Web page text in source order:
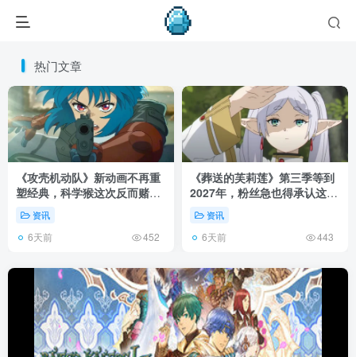
热门文章
《攻壳机动队》新动画不再重
塑经典，科学猴这次反而赌对
了！资讯
6天前 452
《葬送的芙莉莲》第三季等到
2027年，粉丝急也得承认这次
慢得有道理！
资讯
6天前 443